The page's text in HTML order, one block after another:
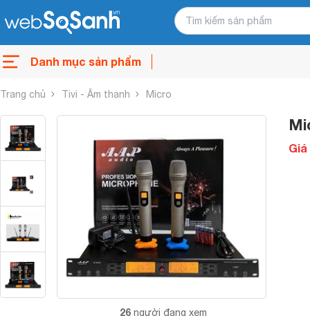
Danh mục sản phẩm
Trang chủ Tivi - Âm thanh Micro
26 người đang xem
Giá